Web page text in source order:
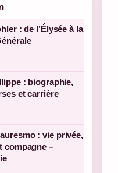
: de l’Élysée à la
: biographie,
et carrière
: vie privée,
compagne –